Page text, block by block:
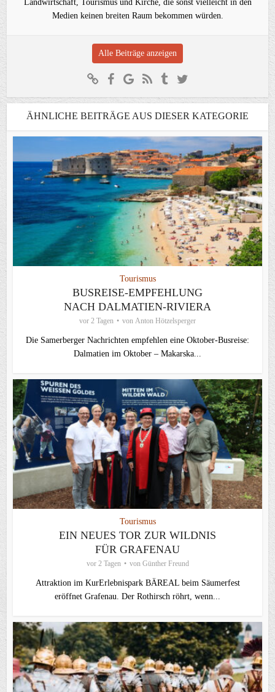
Landwirtschaft, Tourismus und Kirche, die sonst vielleicht in den
Medien keinen breiten Raum bekommen würden.
Alle Beiträge anzeigen
ÄHNLICHE BEITRÄGE AUS DIESER KATEGORIE
Tourismus
BUSREISE-EMPFEHLUNG
NACH DALMATIEN-RIVIERA
vor 2 Tagen von Anton Hötzelsperger
Die Samerberger Nachrichten empfehlen eine Oktober-Busreise:
Dalmatien im Oktober – Makarska...
Tourismus
EIN NEUES TOR ZUR WILDNIS
FÜR GRAFENAU
vor 2 Tagen von Günther Freund
Attraktion im KurErlebnispark BÄREAL beim Säumerfest
eröffnet Grafenau. Der Rothirsch röhrt, wenn...